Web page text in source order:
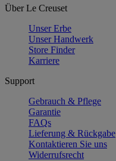
Über Le Creuset
Unser Erbe
Unser Handwerk
Store Finder
Karriere
Support
Gebrauch & Pflege
Garantie
FAQs
Lieferung & Rückgabe
Kontaktieren Sie uns
Widerrufsrecht